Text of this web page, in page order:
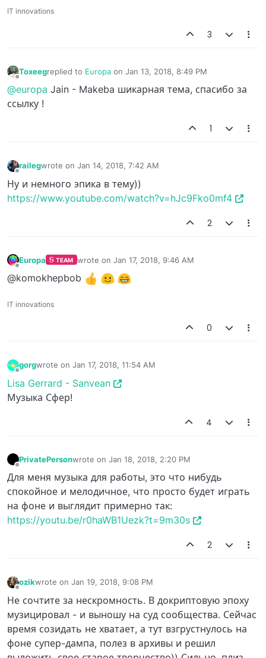
IT innovations
3
Toxeegreplied to Europa on Jan 13, 2018, 8:49 PM
last edited by
@europa Jain - Makeba шикарная тема, спасибо за
ссылку !
1
railegwrote on Jan 14, 2018, 7:42 AM
last edited by
Ну и немного эпика в тему))
https://www.youtube.com/watch?v=hJc9Fko0mf4
2
Europa TEAM wrote on Jan 17, 2018, 9:46 AM
last edited by
@komokhepbob
IT innovations
0
gorgwrote on Jan 17, 2018, 11:54 AM
last edited by
Lisa Gerrard - Sanvean
Музыка Сфер!
4
PrivatePersonwrote on Jan 18, 2018, 2:20 PM
last edited by
Для меня музыка для работы, это что нибудь
спокойное и мелодичное, что просто будет играть
на фоне и выглядит примерно так:
https://youtu.be/r0haWB1Uezk?t=9m30s
2
ozikwrote on Jan 19, 2018, 9:08 PM
last edited by
Не сочтите за нескромность. В докриптовую эпоху
музицировал - и выношу на суд сообщества. Сейчас
время созидать не хватает, а тут взгрустнулось на
фоне супер-дампа, полез в архивы и решил